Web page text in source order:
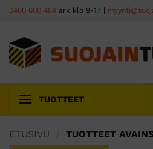
Skip
content
0400 600 484 ark klo 9-17 |
TUOTTEET
ETUSIVU
TUOTTEET